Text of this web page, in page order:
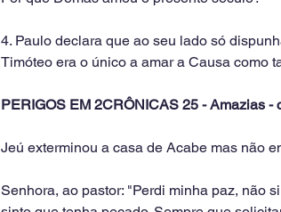
4. Paulo declara que ao seu lado só
Timóteo era o único a amar a Causa como
PERIGOS EM 2CRÔNICAS 25 - Amazias -
Jeú exterminou a casa de Acabe mas não
Senhora, ao pastor: "Perdi minha paz, não